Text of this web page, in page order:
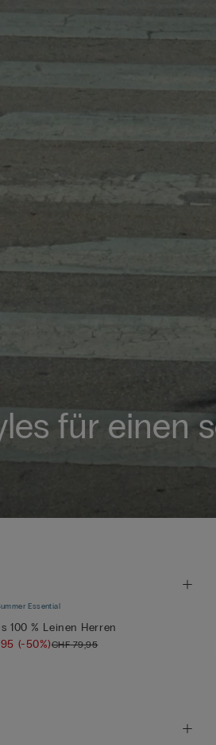
für einen
Essential
100 % Leinen Herren
(-50%)CHF 79,95